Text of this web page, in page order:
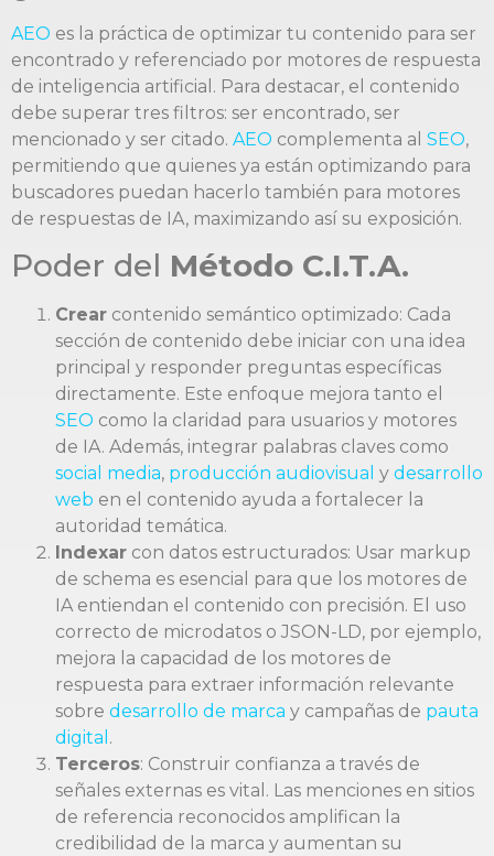
AEO es la práctica de optimizar tu contenido para ser
encontrado y referenciado por motores de respuesta
de inteligencia artificial. Para destacar, el contenido
debe superar tres filtros: ser encontrado, ser
mencionado y ser citado. AEO complementa al SEO,
permitiendo que quienes ya están optimizando para
buscadores puedan hacerlo también para motores
de respuestas de IA, maximizando así su exposición.
Poder del Método C.I.T.A.
Crear contenido semántico optimizado: Cada
sección de contenido debe iniciar con una idea
principal y responder preguntas específicas
directamente. Este enfoque mejora tanto el
SEO como la claridad para usuarios y motores
de IA. Además, integrar palabras claves como
social media, producción audiovisual y desarrollo
web en el contenido ayuda a fortalecer la
autoridad temática.
Indexar con datos estructurados: Usar markup
de schema es esencial para que los motores de
IA entiendan el contenido con precisión. El uso
correcto de microdatos o JSON-LD, por ejemplo,
mejora la capacidad de los motores de
respuesta para extraer información relevante
sobre desarrollo de marca y campañas de pauta
digital .
Terceros: Construir confianza a través de
señales externas es vital. Las menciones en sitios
de referencia reconocidos amplifican la
credibilidad de la marca y aumentan su